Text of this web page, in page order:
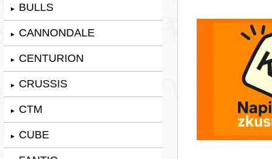
► BULLS
► CANNONDALE
► CENTURION
► CRUSSIS
► CTM
► CUBE